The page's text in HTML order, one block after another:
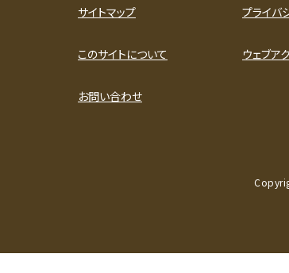
サイトマップ プライバ
このサイトについて ウェブア
お問い合わせ